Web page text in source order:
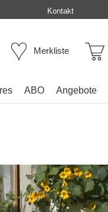
Kontakt
Merkliste
ABO Angebote